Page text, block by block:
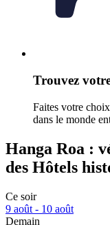
Trouvez
Faites votre
dans le monde
Hanga Roa :
des Hôtels
Ce soir
9 août - 10 août
Demain